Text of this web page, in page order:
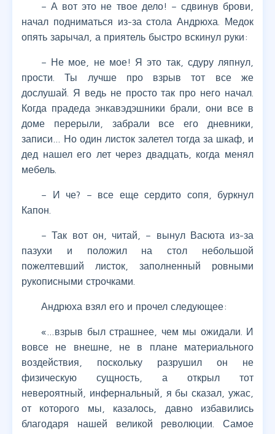
– А вот это не твое дело! – сдвинув брови,
начал подниматься из-за стола Андрюха. Медок
опять зарычал, а приятель быстро вскинул руки:
– Не мое, не мое! Я это так, сдуру ляпнул,
прости. Ты лучше про взрыв тот все же
дослушай. Я ведь не просто так про него начал.
Когда прадеда энкавэдэшники брали, они все в
доме перерыли, забрали все его дневники,
записи… Но один листок залетел тогда за шкаф, и
дед нашел его лет через двадцать, когда менял
мебель.
– И че? – все еще сердито сопя, буркнул
Капон.
– Так вот он, читай, – вынул Васюта из-за
пазухи и положил на стол небольшой
пожелтевший листок, заполненный ровными
рукописными строчками.
Андрюха взял его и прочел следующее:
«…взрыв был страшнее, чем мы ожидали. И
вовсе не внешне, не в плане материального
воздействия, поскольку разрушил он не
физическую сущность, а открыл тот
невероятный, инфернальный, я бы сказал, ужас,
от которого мы, казалось, давно избавились
благодаря нашей великой революции. Самое